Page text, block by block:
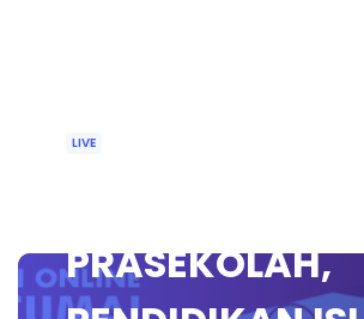
LIVE
PRASEKOLAH,